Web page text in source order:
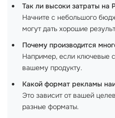
Так ли высоки затраты на
Начните с небольшого
могут дать хорошие
Почему производится
Например, если ключевые
вашему продукту.
Какой формат рекламы
Это зависит от вашей
разные форматы.